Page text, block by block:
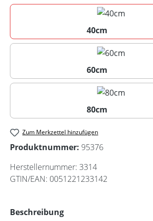
40cm
40cm
60cm
60cm
80cm
Zum Merkzettel hinzufügen
Produktnummer: 95376
Herstellernummer: 3314
GTIN/EAN: 0051221233142
Beschreibung